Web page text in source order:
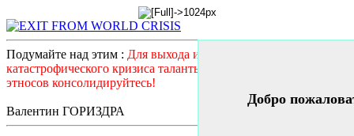
Подумайте над этим : Для выхода из системного
катастрофического кризиса таланты и гении всех стран и
этносов консолидируйтесь!
Валентин ГОРИЗДРА
Добро